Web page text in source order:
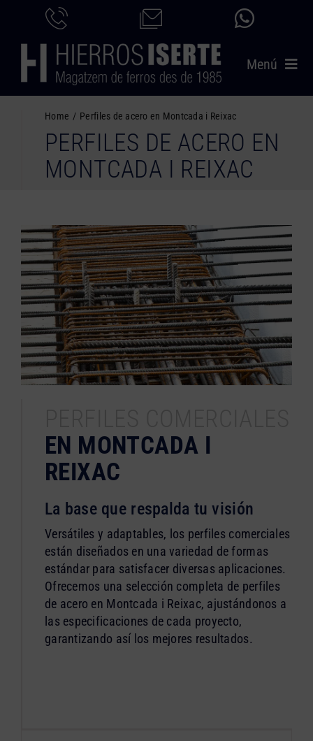
contenido
Menú
PRODUCTOS
SERVICIOS
NOSOTROS
CONTACTO
Home Perfiles de acero en Montcada i Reixac
PERFILES DE ACERO EN
MONTCADA I REIXAC
EN MONTCADA I
REIXAC
La base que respalda tu visión
Versátiles y adaptables, los perfiles comerciales
están diseñados en una variedad de formas
estándar para satisfacer diversas aplicaciones.
Ofrecemos una selección completa de perfiles
de acero en Montcada i Reixac, ajustándonos a
las especificaciones de cada proyecto,
garantizando así los mejores resultados.